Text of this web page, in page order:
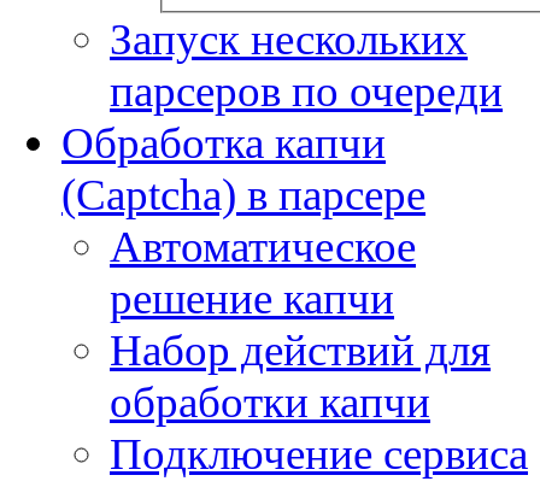
Запуск нескольких
парсеров по очереди
Обработка капчи
(Captcha) в парсере
Автоматическое
решение капчи
Набор действий для
обработки капчи
Подключение сервиса